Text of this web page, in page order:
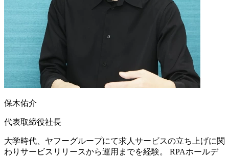
保木佑介
代表取締役社長
大学時代、ヤフーグループにて求人サービスの立ち上げに関
わりサービスリリースから運用までを経験。 RPAホールデ